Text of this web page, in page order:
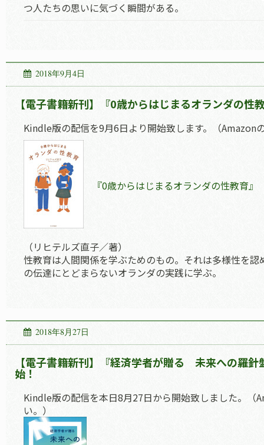
つ人たちの思いに気づく瞬間がある。
2018年9月4日
【電子書籍新刊】『0歳からはじまるオランダの性
Kindle版の配信を9月6日より開始致します。（Amazon
『0歳からはじまるオランダの性教育』
（リヒテルズ直子／著）
性教育は人間関係を学ぶためのもの。それは多様性を
の伝達にとどまらないオランダの実践に学ぶ。
2018年8月27日
【電子書籍新刊】『経済学者が贈る 未来への羅
始！
Kindle版の配信を本日8月27日から開始致しました。（
い。）